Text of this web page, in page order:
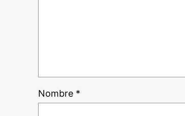
Nombre *